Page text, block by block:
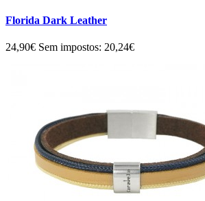
Florida Dark Leather
24,90€ Sem impostos: 20,24€